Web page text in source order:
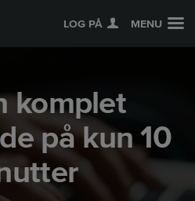
LOG PÅ MENU
komplet
på kun 10